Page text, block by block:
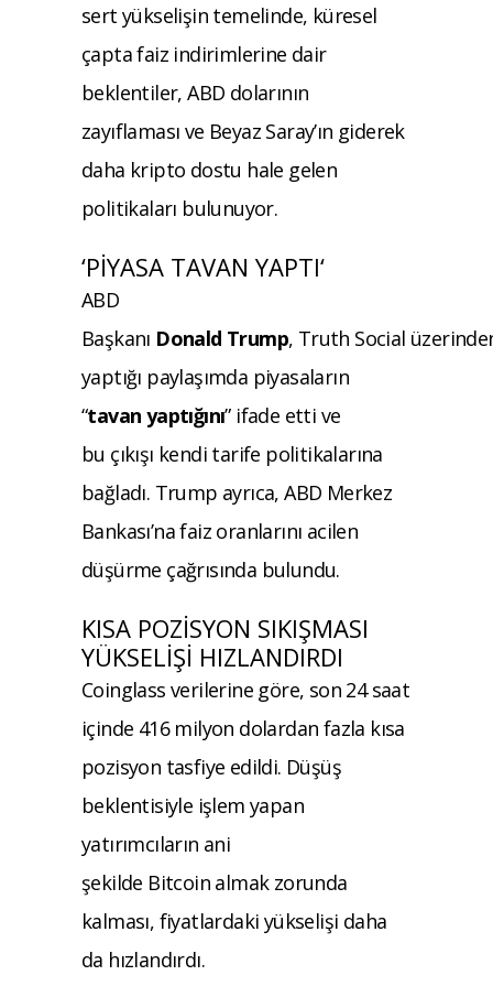
sert yükselişin temelinde, küresel
çapta faiz indirimlerine dair
beklentiler, ABD dolarının
zayıflaması ve Beyaz Saray’ın giderek
daha kripto dostu hale gelen
politikaları bulunuyor.
‘PİYASA TAVAN YAPTI‘
ABD
Başkanı Donald Trump, Truth Social
yaptığı paylaşımda piyasaların
“tavan yaptığını” ifade etti ve
bu çıkışı kendi tarife politikalarına
bağladı. Trump ayrıca, ABD Merkez
Bankası’na faiz oranlarını acilen
düşürme çağrısında bulundu.
KISA POZİSYON SIKIŞMASI
YÜKSELİŞİ HIZLANDIRDI
Coinglass verilerine göre, son 24 saat
içinde 416 milyon dolardan fazla kısa
pozisyon tasfiye edildi. Düşüş
beklentisiyle işlem yapan
yatırımcıların ani
şekilde Bitcoin almak zorunda
kalması, fiyatlardaki yükselişi daha
da hızlandırdı.